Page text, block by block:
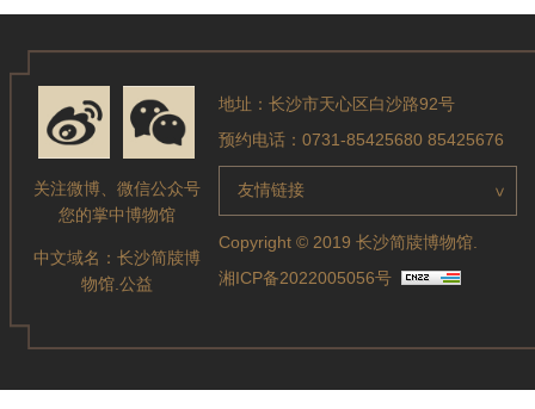
关注微博、微信公众号
您的掌中博物馆
中文域名： 长沙简牍博
物馆.公益
地址：长沙市天心区白沙路92号
预约电话：0731-85425680 85425676
友情链接 >
Copyright © 2019 长沙简牍博物馆.
湘ICP备2022005056号